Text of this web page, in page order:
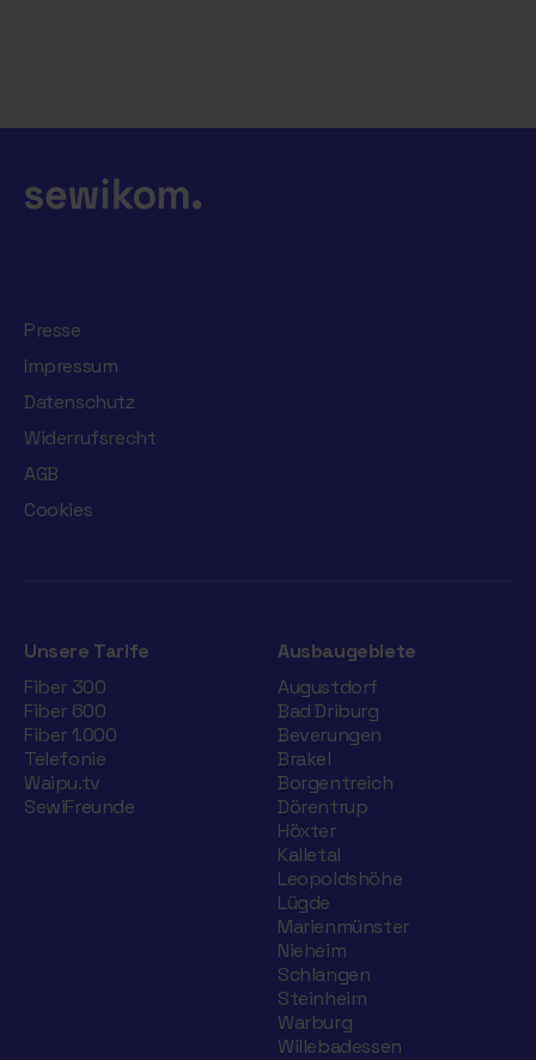
Presse
Impressum
Datenschutz
Widerrufsrecht
AGB
Cookies
Unsere Tarife
Fiber 300
Fiber 600
Fiber 1.000
Telefonie
Waipu.tv
SewiFreunde
Ausbaugebiete
Augustdorf
Bad Driburg
Beverungen
Brakel
Borgentreich
Dörentrup
Höxter
Kalletal
Leopoldshöhe
Lügde
Marienmünster
Nieheim
Schlangen
Steinheim
Warburg
Willebadessen